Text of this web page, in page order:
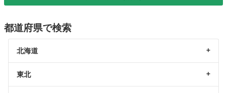
都道府県で検索
北海道
東北